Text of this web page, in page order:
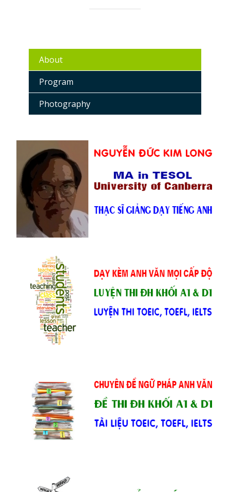
About
Program
Photography